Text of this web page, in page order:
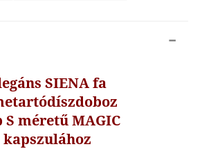
SIENA fa
S méretű MAGIC
kapszulához